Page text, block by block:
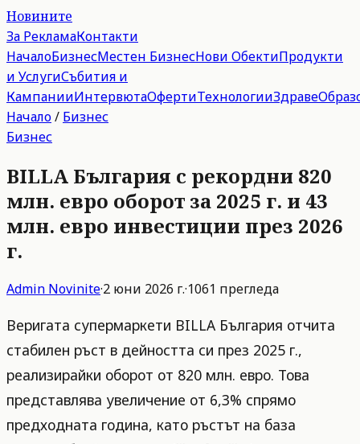
Новините
За РекламаКонтакти
НачалоБизнесМестен БизнесНови ОбектиПродукти
и УслугиСъбития и
КампанииИнтервютаОфертиТехнологииЗдраве
Начало/ Бизнес
Бизнес
BILLA България с рекордни 820
млн. евро оборот за 2025 г. и 43
млн. евро инвестиции през 2026
г.
Admin Novinite·2 юни 2026 г.·1061 прегледа
Веригата супермаркети BILLA България отчита
стабилен ръст в дейността си през 2025 г.,
реализирайки оборот от 820 млн. евро. Това
представлява увеличение от 6,3% спрямо
предходната година, като ръстът на база